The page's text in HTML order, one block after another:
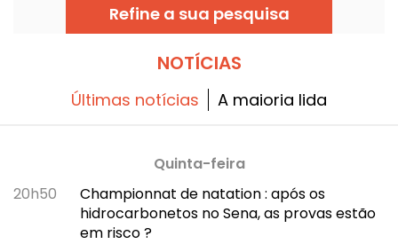
algumas linhas, segundo a RATP e a SNCF.
Refine a sua pesquisa
NOTÍCIAS
Últimas notícias A maioria lida
Quinta-feira
20h50
Championnat de natation : após os
hidrocarbonetos no Sena, as provas estão
em risco ?